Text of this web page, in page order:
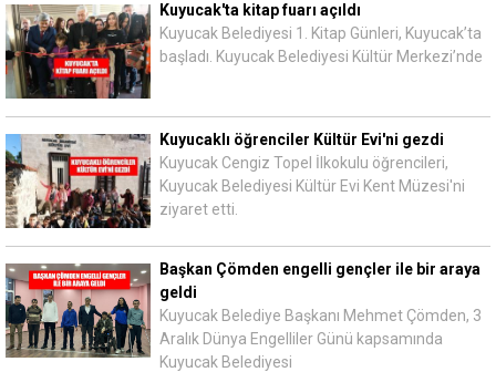
Kuyucak'ta kitap fuarı açıldı
Kuyucak Belediyesi 1. Kitap Günleri, Kuyucak’ta
başladı. Kuyucak Belediyesi Kültür Merkezi’nde
Kuyucaklı öğrenciler Kültür Evi'ni gezdi
Kuyucak Cengiz Topel İlkokulu öğrencileri,
Kuyucak Belediyesi Kültür Evi Kent Müzesi'ni
ziyaret etti.
Başkan Çömden engelli gençler ile bir araya
geldi
Kuyucak Belediye Başkanı Mehmet Çömden, 3
Aralık Dünya Engelliler Günü kapsamında
Kuyucak Belediyesi